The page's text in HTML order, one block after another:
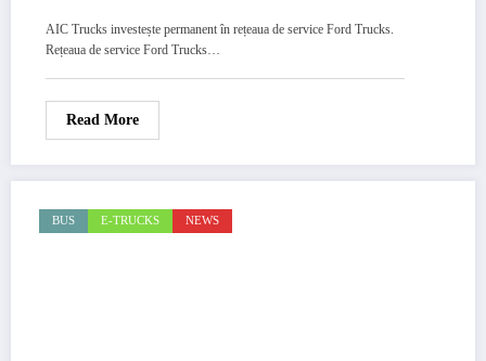
AIC Trucks investește permanent în rețeaua de service Ford Trucks.
Rețeaua de service Ford Trucks…
Read More
BUS E-TRUCKS NEWS